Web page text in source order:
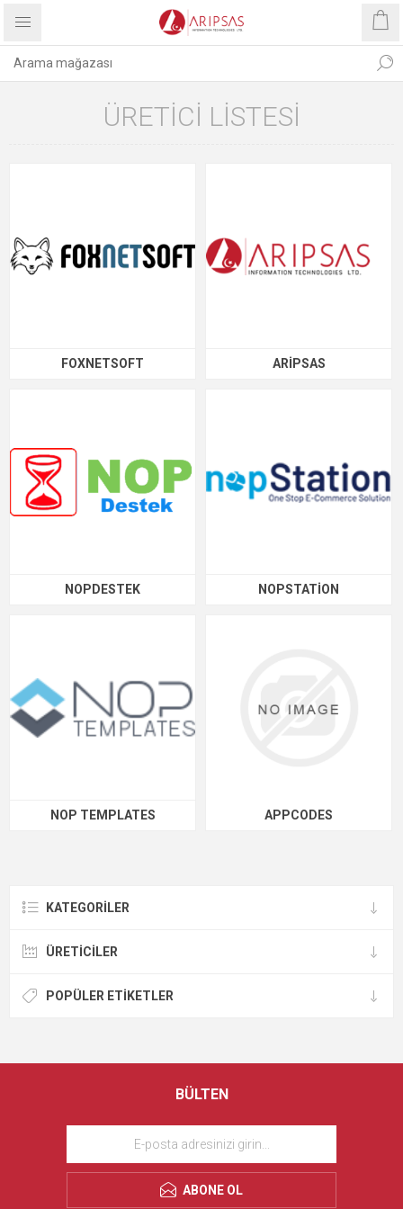
ÜRETICI LISTESI
FOXNETSOFT ARIPSAS
NOPDESTEK NOPSTATION
NOP TEMPLATES APPCODES
KATEGORILER
ÜRETICILER
POPÜLER ETIKETLER
BÜLTEN
ABONE OL